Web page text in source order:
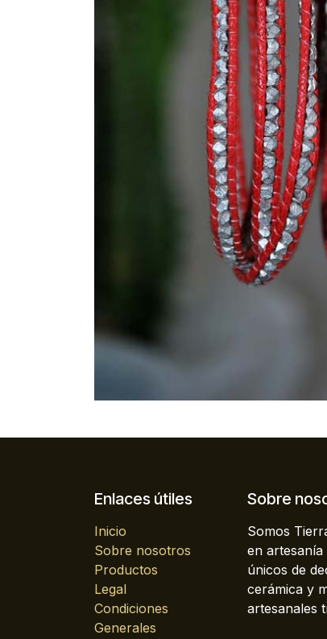
Enlaces útiles
Inicio
Sobre nosotros
Productos
Legal
Condiciones
Generales
Sobre
Somos
en
únicos de
cerámica y
artesanales